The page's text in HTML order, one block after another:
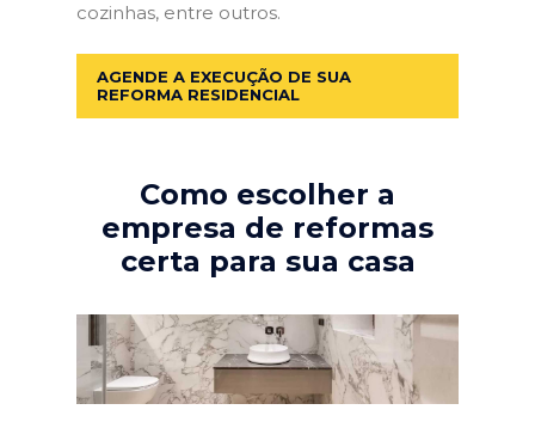
cozinhas, entre outros.
AGENDE A EXECUÇÃO DE SUA
REFORMA RESIDENCIAL
Como escolher a
empresa de reformas
certa para sua casa